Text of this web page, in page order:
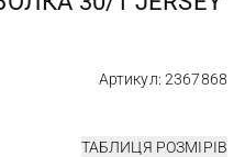
Артикул: 2367868
ТАБЛИЦЯ РОЗМІРІВ